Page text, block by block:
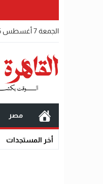
الجمعة 7 أغسطس 2026 - 5:49 صباحًا
مصر
أخر المستجداتأربعة محاذير قانونية واجتماعية تحرم المتقدمين من القبول رسميًا